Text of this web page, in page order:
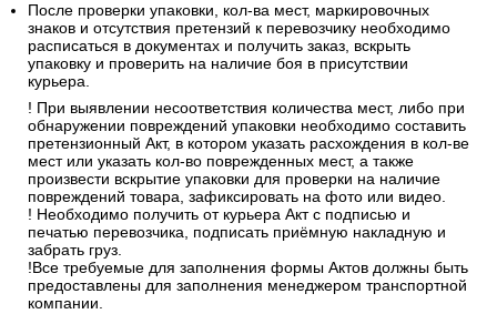
После проверки упаковки, кол-ва мест, маркировочных
знаков и отсутствия претензий к перевозчику необходимо
расписаться в документах и получить заказ, вскрыть
упаковку и проверить на наличие боя в присутствии
курьера.
! При выявлении несоответствия количества мест, либо при
обнаружении повреждений упаковки необходимо составить
претензионный Акт, в котором указать расхождения в кол-ве
мест или указать кол-во поврежденных мест, а также
произвести вскрытие упаковки для проверки на наличие
повреждений товара, зафиксировать на фото или видео.
! Необходимо получить от курьера Акт с подписью и
печатью перевозчика, подписать приёмную накладную и
забрать груз.
!Все требуемые для заполнения формы Актов должны быть
предоставлены для заполнения менеджером транспортной
компании.